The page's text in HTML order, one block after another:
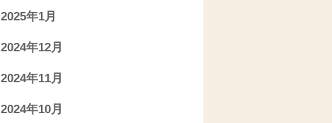
2025年1月
2024年12月
2024年11月
2024年10月